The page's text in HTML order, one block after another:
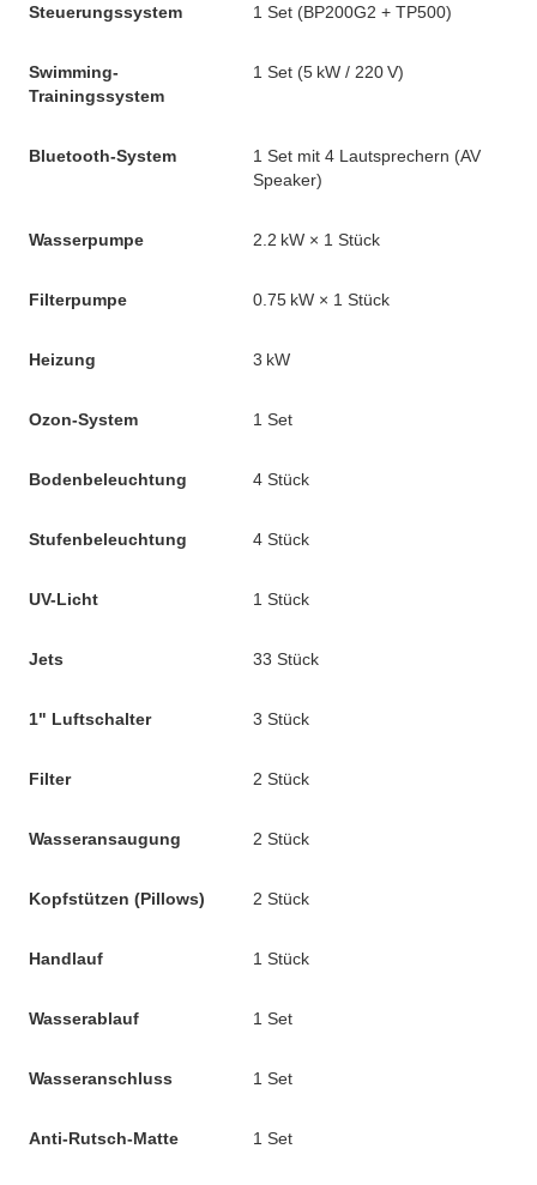
Steuerungssystem 1 Set (BP200G2 + TP500)
Swimming-
Trainingssystem
1 Set (5 kW / 220 V)
Bluetooth-System
1 Set mit 4 Lautsprechern (AV
Speaker)
Wasserpumpe 2.2 kW × 1 Stück
Filterpumpe 0.75 kW × 1 Stück
Heizung 3 kW
Ozon-System 1 Set
Bodenbeleuchtung 4 Stück
Stufenbeleuchtung 4 Stück
UV-Licht 1 Stück
Jets 33 Stück
1" Luftschalter 3 Stück
Filter 2 Stück
Wasseransaugung 2 Stück
Kopfstützen (Pillows) 2 Stück
Handlauf 1 Stück
Wasserablauf 1 Set
Wasseranschluss 1 Set
Anti-Rutsch-Matte 1 Set